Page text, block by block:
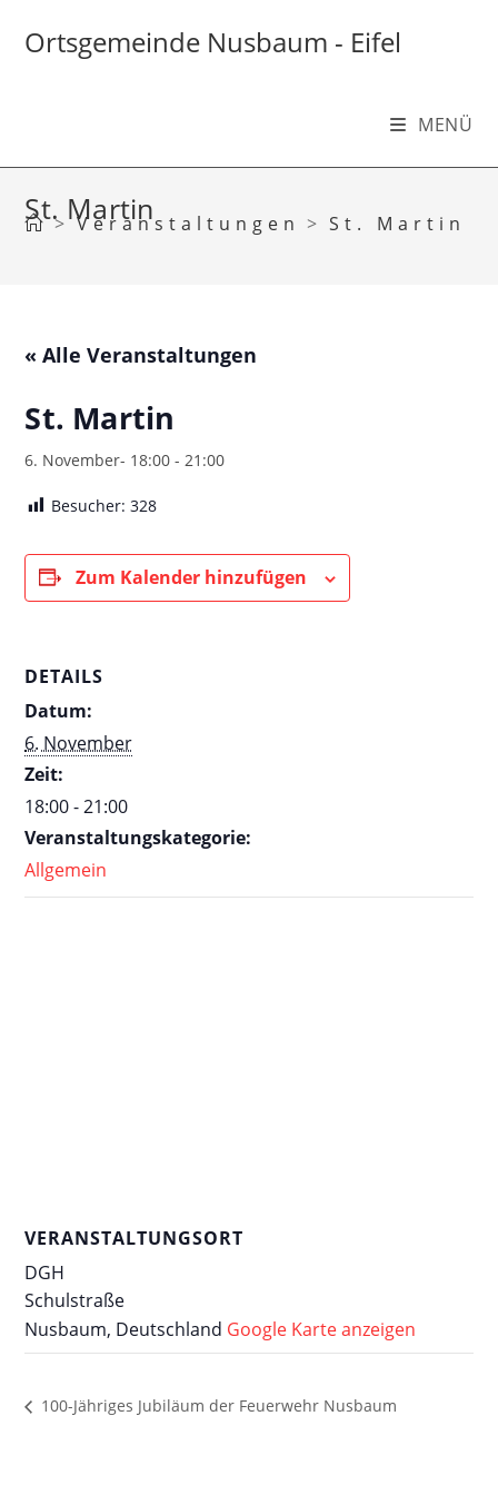
Inhalt
springen
Ortsgemeinde Nusbaum - Eifel
MENÜ
St. Martin
> Veranstaltungen > St. Martin
« Alle Veranstaltungen
St. Martin
6. November- 18:00 -21:00
Besucher: 328
Zum Kalender hinzufügen
DETAILS
Datum:
6. November
Zeit:
18:00 - 21:00
Veranstaltungskategorie:
Allgemein
VERANSTALTUNGSORT
DGH
Schulstraße
Nusbaum, Deutschland Google Karte anzeigen
100-Jähriges Jubiläum der Feuerwehr Nusbaum